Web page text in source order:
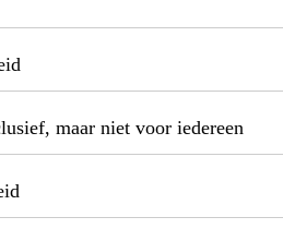
maar niet voor iedereen